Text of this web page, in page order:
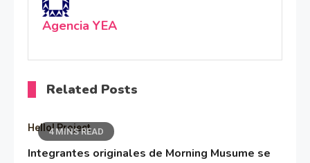
Agencia YEA
Related Posts
4 MINS READ
Hello! Project
Integrantes originales de Morning Musume se